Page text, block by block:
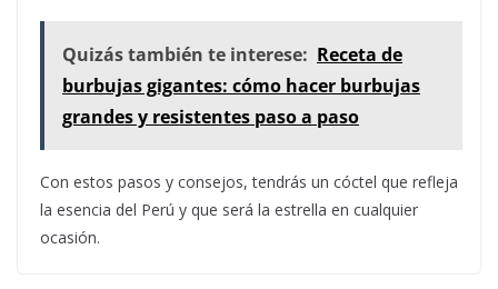
Quizás también te interese: Receta de
burbujas gigantes: cómo hacer burbujas
grandes y resistentes paso a paso
Con estos pasos y consejos, tendrás un cóctel que refleja
la esencia del Perú y que será la estrella en cualquier
ocasión.